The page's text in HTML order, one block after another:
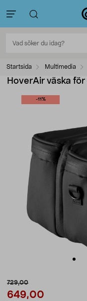
Startsida Multimedia
HoverAir väska
-11%
729,00
649,00